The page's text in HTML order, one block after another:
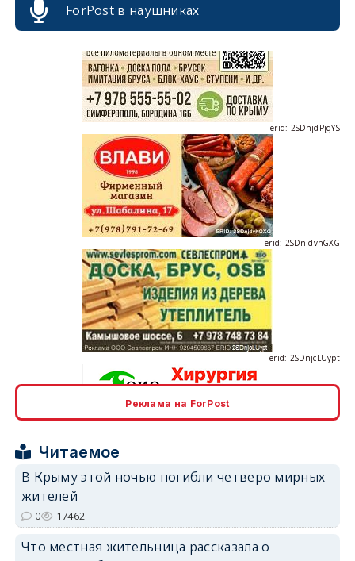
ForPost в наушниках
erid: 2SDnjdPjgYS
erid: 2SDnjdvhGXG
erid: 2SDnjcrDNw6
Реклама на ForPost
Читаемое
В Крыму этой ночью погибли четверо мирных
жителей
0 17462
Что местная жительница рассказала о